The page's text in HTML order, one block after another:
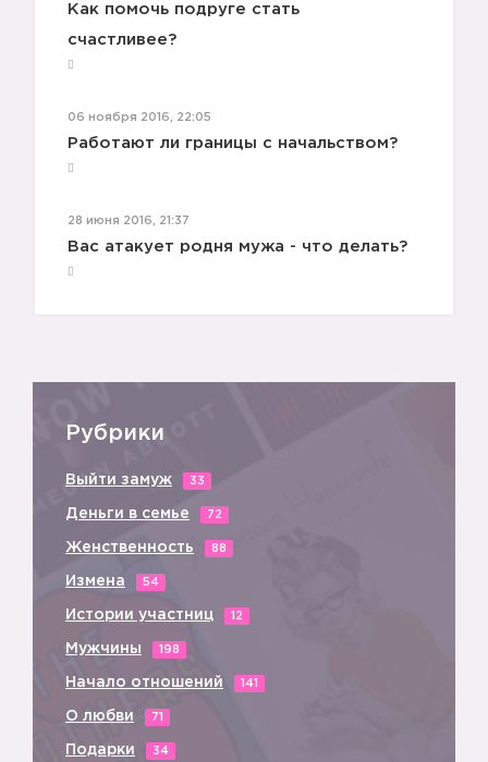
Как помочь подруге стать
счастливее?
06 ноября 2016, 22:05
Работают ли границы с начальством?
28 июня 2016, 21:37
Вас атакует родня мужа - что делать?
Рубрики
Выйти замуж 33
Деньги в семье 72
Женственность 88
Измена 54
Истории участниц 12
Мужчины 198
Начало отношений 141
О любви 71
Подарки 34